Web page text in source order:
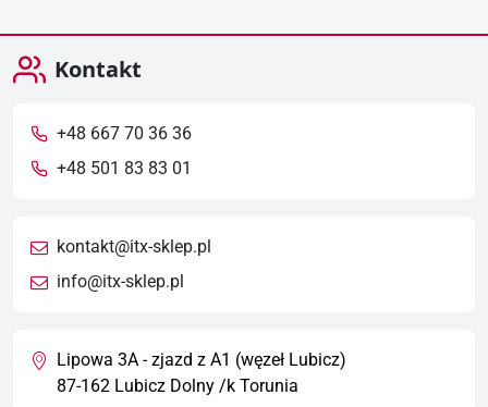
Kontakt
+48 667 70 36 36
+48 501 83 83 01
kontakt@itx-sklep.pl
info@itx-sklep.pl
Lipowa 3A - zjazd z A1 (węzeł Lubicz)
87-162 Lubicz Dolny /k Torunia